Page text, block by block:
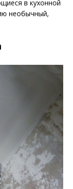
в кухонной
необычный,